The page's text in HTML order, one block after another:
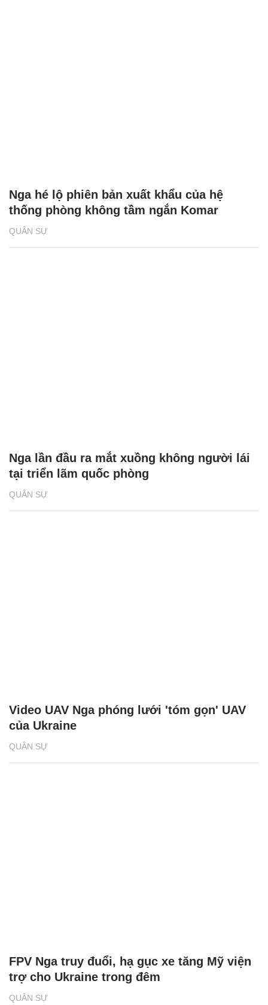
QUÂN SỰ
Nga hé lộ phiên bản xuất khẩu của hệ
thống phòng không tầm ngắn Komar
QUÂN SỰ
Nga lần đầu ra mắt xuồng không người lái
tại triển lãm quốc phòng
QUÂN SỰ
Video UAV Nga phóng lưới 'tóm gọn' UAV
của Ukraine
QUÂN SỰ
FPV Nga truy đuổi, hạ gục xe tăng Mỹ viện
trợ cho Ukraine trong đêm